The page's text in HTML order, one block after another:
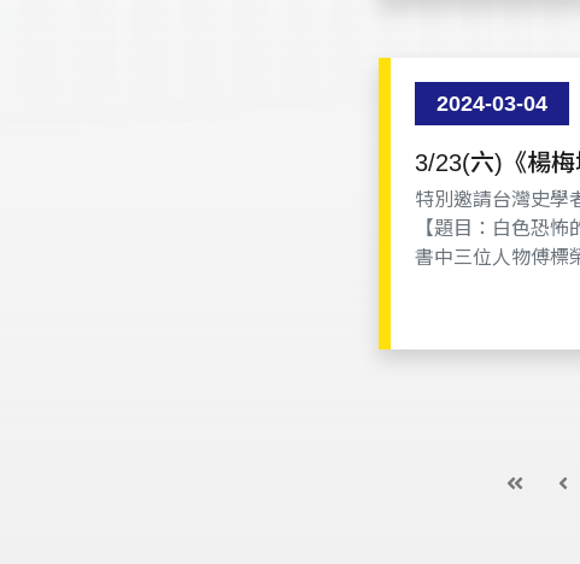
2024-03-04
3/23(六)《楊
特別邀請台灣史學
【題目：白色恐怖
書中三位人物傅標